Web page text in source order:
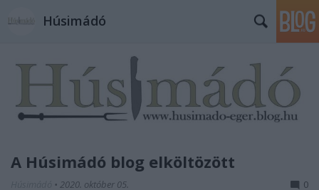
Húsimádó
A Húsimádó blog elköltözött
• 2020. október 05. 0